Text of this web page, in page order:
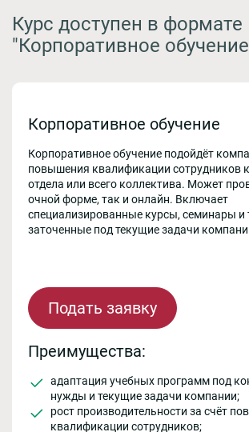
Курс доступен в формате
"Корпоративное
Корпоративное обучение
Корпоративное обучение подойдёт
повышения квалификации сотрудников
отдела или всего коллектива. Может
очной форме, так и онлайн. Включает
специализированные курсы, семинары и
заточенные под текущие задачи
Подать заявку
Преимущества:
адаптация учебных программ под
нужды и текущие задачи компании;
рост производительности за счёт
квалификации сотрудников;